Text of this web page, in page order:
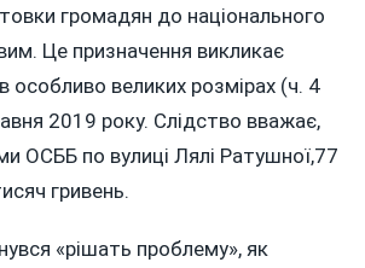
громадян до національного
Це призначення викликає
особливо великих розмірах (ч. 4
2019 року. Слідство вважає,
ОСББ по вулиці Лялі Ратушної,77
гривень.
«рішать проблему», як